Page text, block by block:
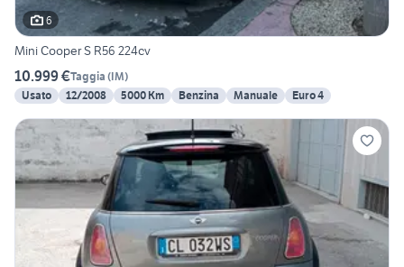
6
Mini Cooper S R56 224cv
10.999 €Taggia (IM)
Usato
12/2008 5000 Km Benzina Manuale Euro 4